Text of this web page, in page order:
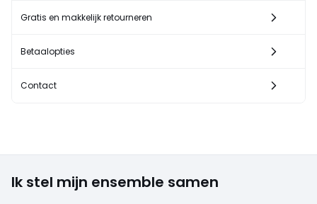
Gratis en makkelijk retourneren
Betaalopties
Contact
Ik stel mijn ensemble samen